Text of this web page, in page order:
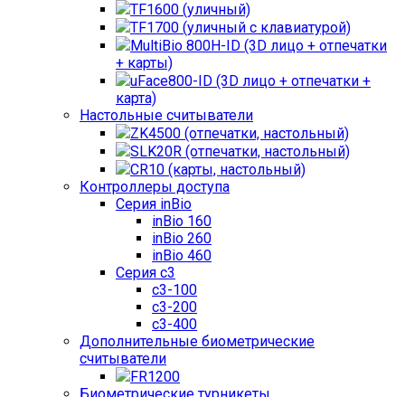
TF1600 (уличный)
TF1700 (уличный с клавиатурой)
MultiBio 800H-ID (3D лицо + отпечатки
+ карты)
uFace800-ID (3D лицо + отпечатки +
карта)
Настольные считыватели
ZK4500 (отпечатки, настольный)
SLK20R (отпечатки, настольный)
CR10 (карты, настольный)
Контроллеры доступа
Серия inBio
inBio 160
inBio 260
inBio 460
Серия c3
c3-100
c3-200
c3-400
Дополнительные биометрические
считыватели
FR1200
Биометрические турникеты